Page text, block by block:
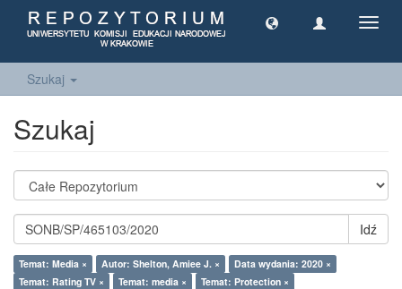
Szukaj
Szukaj
Idź
Temat: Media × Autor: Shelton, Amiee J. ×
Data wydania: 2020 ×
Temat: Rating TV ×
Temat: media ×
Temat: Protection ×